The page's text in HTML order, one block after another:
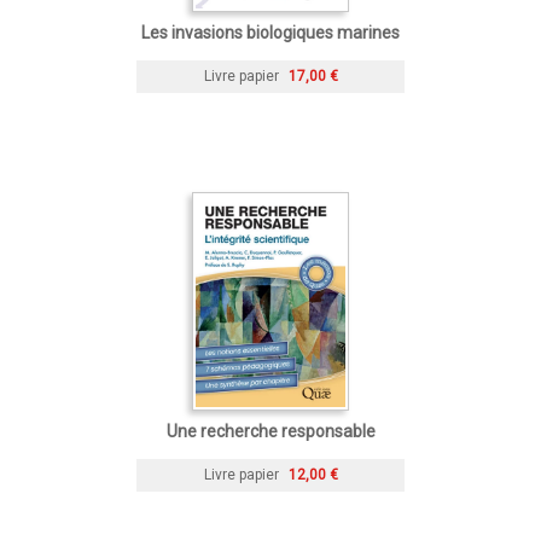
Les invasions biologiques marines
Livre papier 17,00 €
Une recherche responsable
Livre papier 12,00 €